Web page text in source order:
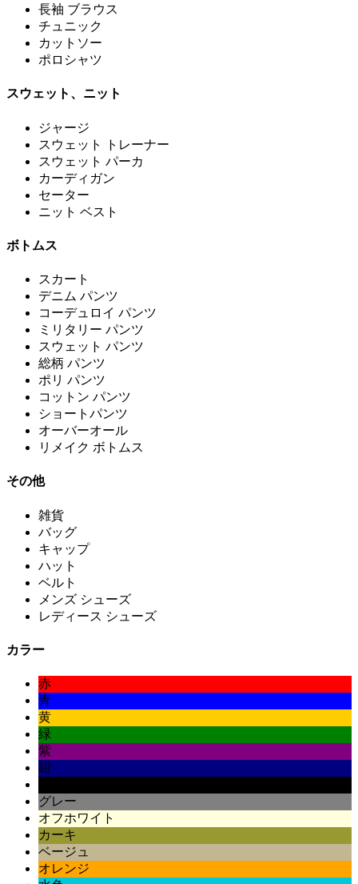
長袖 ブラウス
チュニック
カットソー
ポロシャツ
スウェット、ニット
ジャージ
スウェット トレーナー
スウェット パーカ
カーディガン
セーター
ニット ベスト
ボトムス
スカート
デニム パンツ
コーデュロイ パンツ
ミリタリー パンツ
スウェット パンツ
総柄 パンツ
ポリ パンツ
コットン パンツ
ショートパンツ
オーバーオール
リメイク ボトムス
その他
雑貨
バッグ
キャップ
ハット
ベルト
メンズ シューズ
レディース シューズ
カラー
赤
青
黄
緑
紫
紺
グレー
オフホワイト
カーキ
ベージュ
オレンジ